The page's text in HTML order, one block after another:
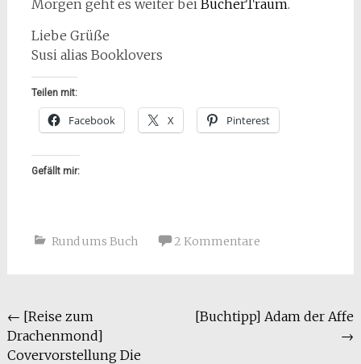
Morgen geht es weiter bei BücherTraum.
Liebe Grüße
Susi alias Booklovers
Teilen mit:
Facebook X Pinterest
Gefällt mir:
Rund ums Buch 2 Kommentare
Beitragsnavigation
← [Reise zum
Drachenmond]
Covervorstellung Die
[Buchtipp] Adam der Affe
→